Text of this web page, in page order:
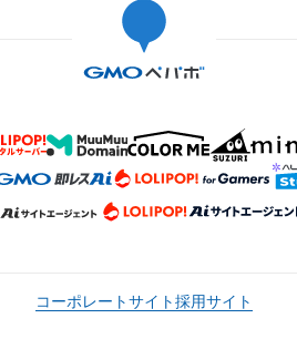
コーポレートサイト採用サイト